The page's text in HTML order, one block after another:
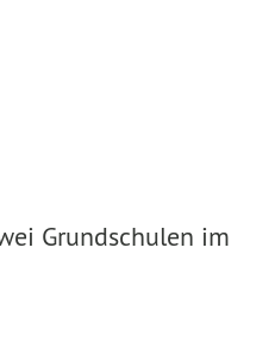
Grundschulen im